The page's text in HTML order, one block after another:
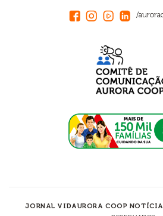
/
JORNAL VIDAURORA COOP